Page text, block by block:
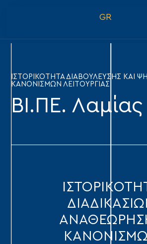
GR
ΙΣΤΟΡΙΚΟΤΗΤΑ ΔΙΑΒΟΥΛΕΥΣΗΣ ΚΑΙ
ΚΑΝΟΝΙΣΜΩΝ ΛΕΙΤΟΥΡΓΙΑΣ
ΒΙ.ΠΕ. Λαμίας